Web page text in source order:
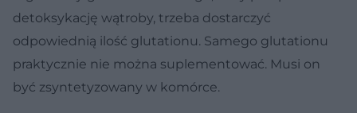
detoksykację wątroby, trzeba dostarczyć
odpowiednią ilość glutationu. Samego glutationu
praktycznie nie można suplementować. Musi on
być zsyntetyzowany w komórce.